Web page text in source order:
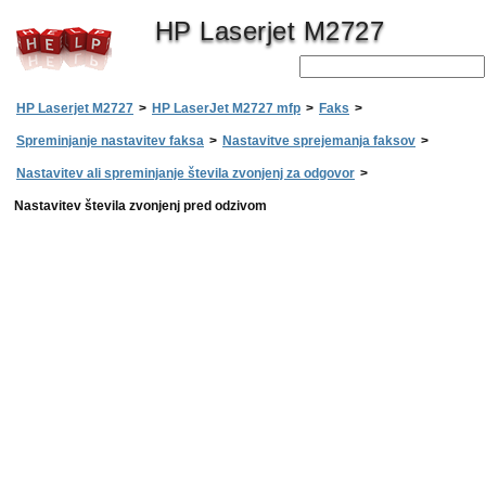
HP Laserjet M2727
HP Laserjet M2727 > HP LaserJet M2727 mfp > Faks >
Spreminjanje nastavitev faksa > Nastavitve sprejemanja faksov >
Nastavitev ali spreminjanje števila zvonjenj za odgovor >
Nastavitev števila zvonjenj pred odzivom